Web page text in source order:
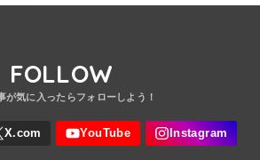
FOLLOW